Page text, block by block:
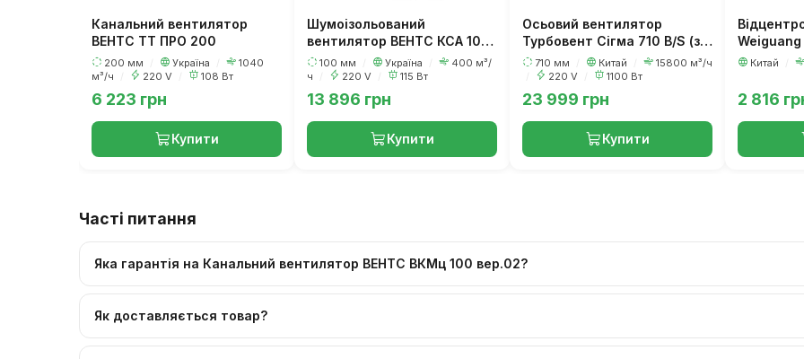
Канальний вентилятор
ВЕНТС ТТ ПРО 200
200 мм Україна
1040
м³/ч
220 V 108 Вт
6 223 грн
Купити
Шумоізольований
вентилятор ВЕНТС КСА 100
2Е100 мм Україна
400 м³/
ч
220 V 115 Вт
13 896 грн
Купити
Осьовий вентилятор
Турбовент Сігма 710 В/S (з
фланцем)
710 мм Китай
15800 м³/ч
220 V 1100 Вт
23 999 грн
Купити
Weiguang
M92/35
Китай
2 816
Часті питання
Яка гарантія на Канальний вентилятор ВЕНТС ВКМц 100 вер.02?
Як доставляється товар?